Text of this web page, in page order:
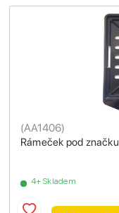
Rámeček pod značku
(AA1406)
4+ Skladem